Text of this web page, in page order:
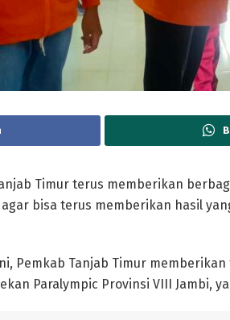
Timur terus memberikan
bisa terus memberikan hasil
Pemkab Tanjab Timur
Paralympic Provinsi VIII Jambi,